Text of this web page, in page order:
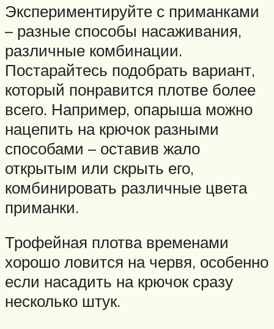
Экспериментируйте с приманками
– разные способы насаживания,
различные комбинации.
Постарайтесь подобрать вариант,
который понравится плотве более
всего. Например, опарыша можно
нацепить на крючок разными
способами – оставив жало
открытым или скрыть его,
комбинировать различные цвета
приманки.
Трофейная плотва временами
хорошо ловится на червя, особенно
если насадить на крючок сразу
несколько штук.